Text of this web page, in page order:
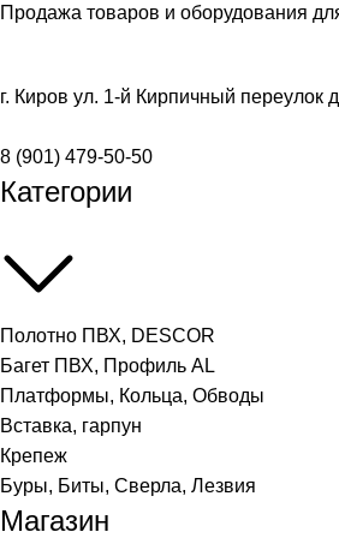
Продажа товаров и оборудования
г. Киров ул. 1-й Кирпичный переулок
8 (901) 479-50-50
Категории
Полотно ПВХ, DESCOR
Багет ПВХ, Профиль AL
Платформы, Кольца, Обводы
Вставка, гарпун
Крепеж
Буры, Биты, Сверла, Лезвия
Магазин